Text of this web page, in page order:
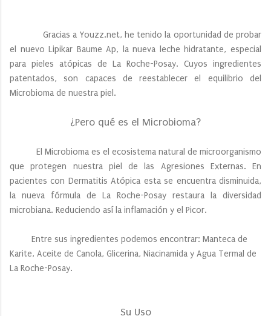
Gracias a Youzz.net, he tenido la oportunidad de probar
el nuevo Lipikar Baume Ap, la nueva leche hidratante, especial
para pieles atópicas de La Roche-Posay. Cuyos ingredientes
patentados, son capaces de reestablecer el equilibrio del
Microbioma de nuestra piel.
¿Pero qué es el Microbioma?
El Microbioma es el ecosistema natural de microorganismo
que protegen nuestra piel de las Agresiones Externas. En
pacientes con Dermatitis Atópica esta se encuentra disminuida,
la nueva fórmula de La Roche-Posay restaura la diversidad
microbiana. Reduciendo así la inflamación y el Picor.
Entre sus ingredientes podemos encontrar: Manteca de
Karite, Aceite de Canola, Glicerina, Niacinamida y Agua Termal de
La Roche-Posay.
Su Uso